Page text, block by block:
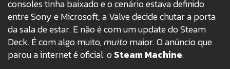
consoles tinha baixado e o cenário estava definido
entre Sony e Microsoft, a Valve decide chutar a porta
da sala de estar. E não é com um update do Steam
Deck. É com algo muito,muitomaior. O anúncio que
parou a internet é oficial: oSteam Machine.